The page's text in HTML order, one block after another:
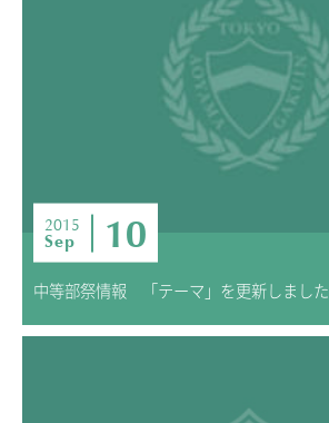
2015
Sep 10
中等部祭情報 「テーマ」を更新しました